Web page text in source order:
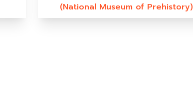
(National Museum of Prehistory)